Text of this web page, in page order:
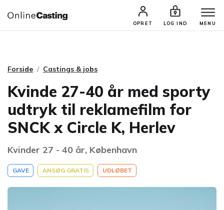
OPRET LOG IND MENU
CASTINGS & JOBS SØG PROFIL
Forside Castings & jobs
Kvinde 27-40 år med sporty
udtryk til reklamefilm for
SNCK x Circle K, Herlev
Kvinder 27 - 40 år, København
GAVE ANSØG GRATIS UDLØBET